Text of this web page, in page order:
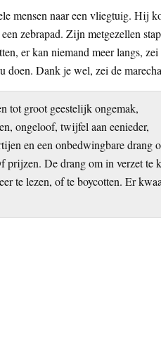
mensen naar een vliegtuig. Hij
zebrapad. Zijn metgezellen
er kan niemand meer langs,
Dank je wel, zei de
tot groot geestelijk ongemak,
ongeloof, twijfel aan eenieder,
en een onbedwingbare drang
De drang om in verzet te
te lezen, of te boycotten. Er